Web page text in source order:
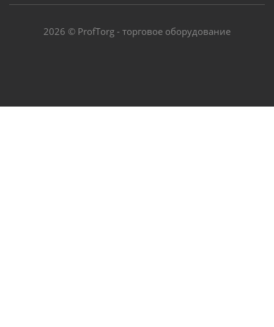
2026 © ProfTorg - торговое оборудование